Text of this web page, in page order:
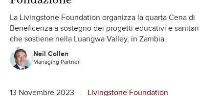
La Livingstone Foundation organizza la quarta Cena di
Beneficenza a sostegno dei progetti educativi e sanitari
che sostiene nella Luangwa Valley, in Zambia.
Neil Collen
Managing Partner
13 Novembre 2023 Livingstone Foundation